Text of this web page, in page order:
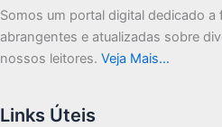
Somos um portal digital dedicado
abrangentes e atualizadas sobre
nossos leitores. Veja Mais…
Links Úteis